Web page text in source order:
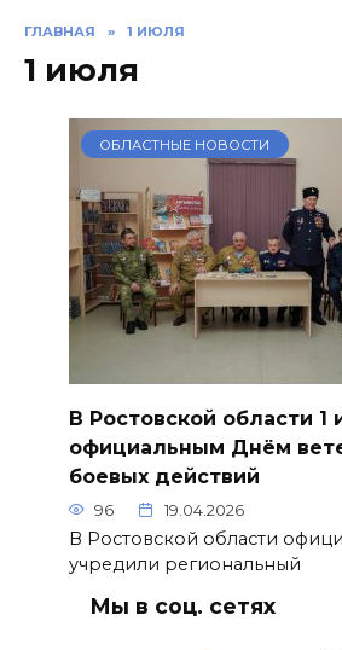
ГЛАВНАЯ » 1 ИЮЛЯ
1 июля
ОБЛАСТНЫЕ НОВОСТИ
В Ростовской области 1
официальным Днём
боевых действий
96 19.04.2026
В Ростовской области
учредили региональный
Мы в соц. сетях